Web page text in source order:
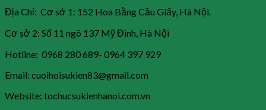
Địa Chỉ: Cơ sở 1: 152 Hoa Bằng Cầu Giấy, Hà Nội.
Cơ sở 2: Số 11 ngõ 137 Mỹ Đình, Hà Nội
Hotline: 0968 280 689- 0964 397 929
Email: cuoihoisukien83@gmail.com
Website: tochucsukienhanoi.com.vn